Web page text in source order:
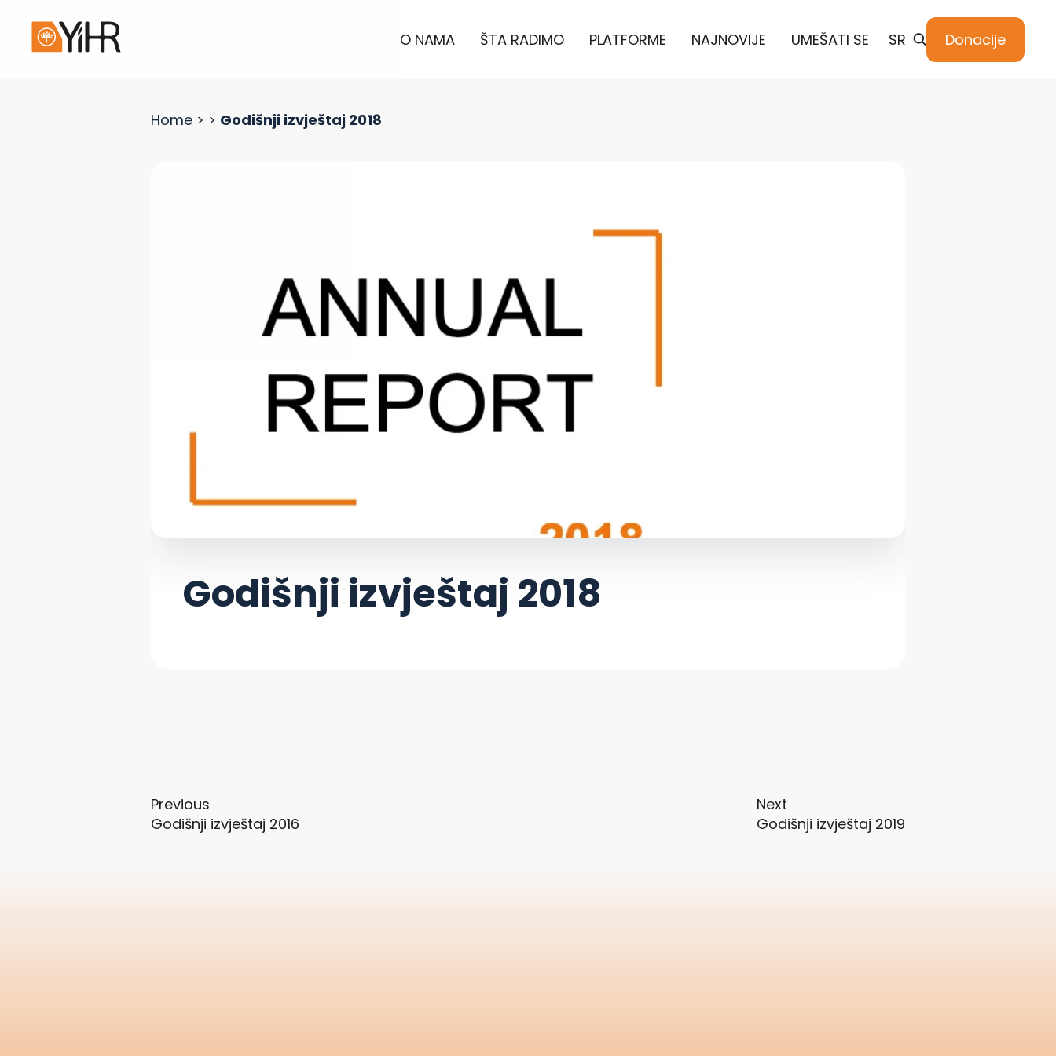
O NAMA ŠTA RADIMO PLATFORME NAJNOVIJE UMEŠATI SE SR Donacije
Home > > Godišnji izvještaj 2018
Godišnji izvještaj 2018
Previous
Godišnji izvještaj 2016
Next
Godišnji izvještaj 2019